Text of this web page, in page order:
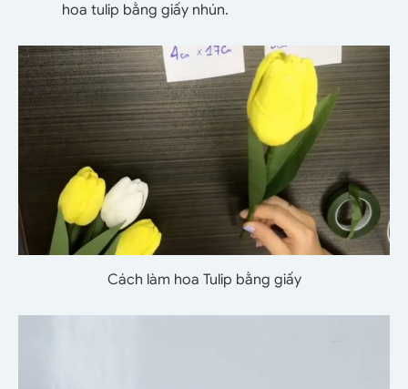
hoa tulip bằng giấy nhún.
Cách làm hoa Tulip bằng giấy